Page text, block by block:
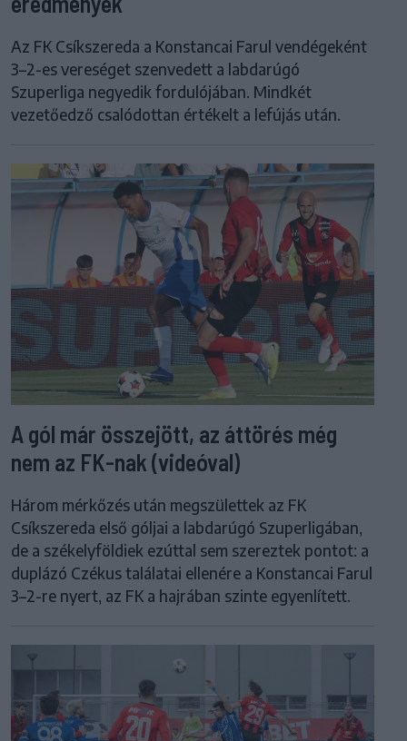
Az FK Csíkszereda a Konstancai Farul vendégeként
3–2-es vereséget szenvedett a labdarúgó
Szuperliga negyedik fordulójában. Mindkét
vezetőedző csalódottan értékelt a lefújás után.
A gól már összejött, az áttörés még
nem az FK-nak (videóval)
Három mérkőzés után megszülettek az FK
Csíkszereda első góljai a labdarúgó Szuperligában,
de a székelyföldiek ezúttal sem szereztek pontot: a
duplázó Czékus találatai ellenére a Konstancai Farul
3–2-re nyert, az FK a hajrában szinte egyenlített.